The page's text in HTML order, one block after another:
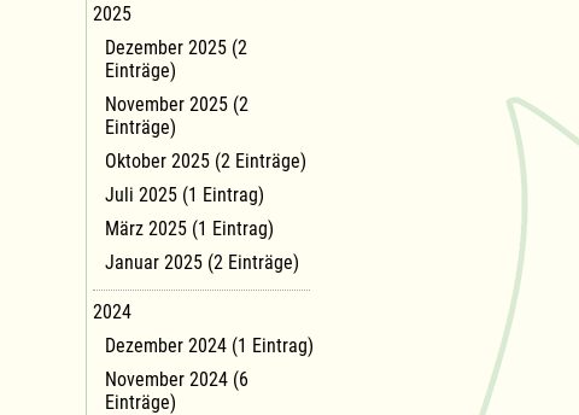
2025
Dezember 2025 (2
Einträge)
November 2025 (2
Einträge)
Oktober 2025 (2 Einträge)
Juli 2025 (1 Eintrag)
März 2025 (1 Eintrag)
Januar 2025 (2 Einträge)
2024
Dezember 2024 (1 Eintrag)
November 2024 (6
Einträge)